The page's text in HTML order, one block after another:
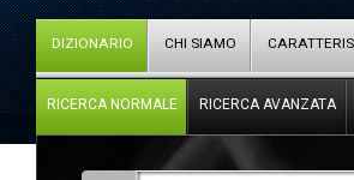
DIZIONARIO CHI SIAMO
RICERCA NORMALE RICERCA AVANZATA